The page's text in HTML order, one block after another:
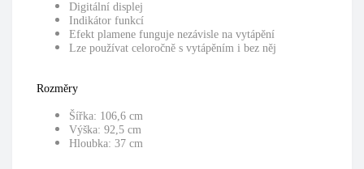
Digitální displej
Indikátor funkcí
Efekt plamene funguje nezávisle na vytápění
Lze používat celoročně s vytápěním i bez něj
Rozměry
Šířka: 106,6 cm
Výška: 92,5 cm
Hloubka: 37 cm